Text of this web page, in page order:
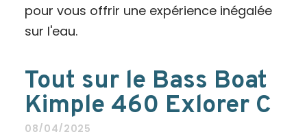
pour vous offrir une expérience inégalée
sur l'eau.
Tout sur le Bass Boat
Kimple 460 Exlorer C
08/04/2025